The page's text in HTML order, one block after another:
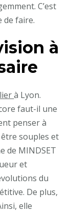
C’est
de faire.
à
à Lyon.
faut-il une
penser à
souples et
de MINDSET
et
du
De plus,
elle